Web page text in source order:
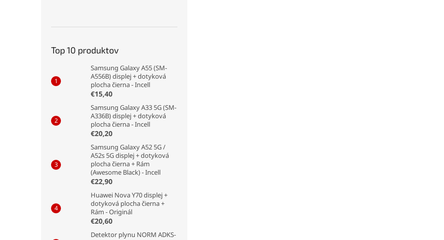
Top 10 produktov
Samsung Galaxy A55 (SM-
A556B) displej + dotyková
plocha čierna - Incell
€15,40
Samsung Galaxy A33 5G (SM-
A336B) displej + dotyková
plocha čierna - Incell
€20,20
Samsung Galaxy A52 5G /
A52s 5G displej + dotyková
plocha čierna + Rám
(Awesome Black) - Incell
€22,90
Huawei Nova Y70 displej +
dotyková plocha čierna +
Rám - Originál
€20,60
Detektor plynu NORM ADKS-